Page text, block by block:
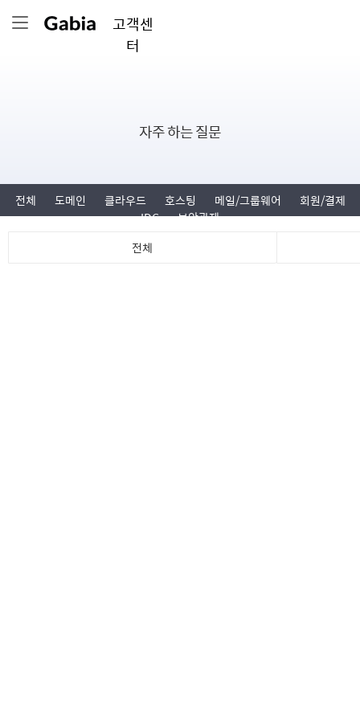
고객센
터
자주 하는 질문
전체 도메인 클라우드 호스팅 메일/그룹웨어
회원/결제
IDC
보안관제
전체